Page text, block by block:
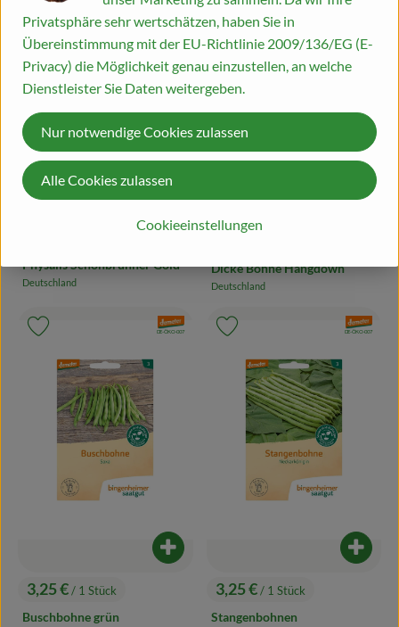
Physalis Schönbrunner Gold
, Herkunft:
Deutschland
Produkt zum Warenkorb hinzufügen
Dicke Bohne Hangdown
, Herkunft:
Deutschland
, Preis:
3,25 €/ 1 Stück
Buschbohne grün
Produkt zum Warenkorb hinzufügen
, Verband:
, Kontrollstelle:
DE-ÖKO-007
Produkt zu Favouriten hinzufügen
, Preis:
3,25 €/ 1 Stück
Stangenbohnen
, Verband:
, Kontrollstelle:
DE-ÖKO-007
Produkt zu Favouriten hinzufügen
Privatsphäre sehr wertschätzen, haben Sie in
Übereinstimmung mit der EU-Richtlinie 2009/136/EG (E-
Privacy) die Möglichkeit genau einzustellen, an welche
Dienstleister Sie Daten weitergeben.
Cookieeinstellungen
Nur notwendige Cookies zulassen
Alle Cookies zulassen